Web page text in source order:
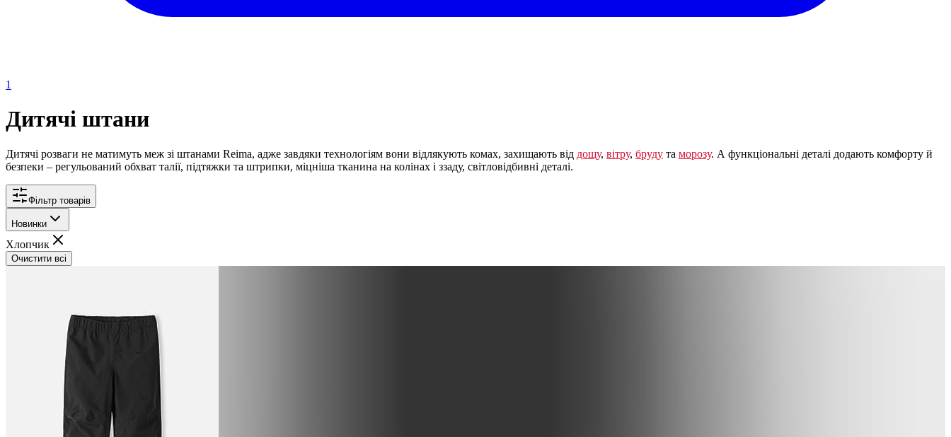
1
Дитячі штани
Дитячі розваги не матимуть меж зі штанами Reima, адже завдяки технологіям вони відлякують комах, захищають від дощу, вітру, бруду та морозу. А функціональні деталі додають комфорту й
безпеки – регульований обхват талії, підтяжки та штрипки, міцніша тканина на колінах і ззаду, світловідбивні деталі.
Фільтр товарів
Новинки
Хлопчик
Очистити всі